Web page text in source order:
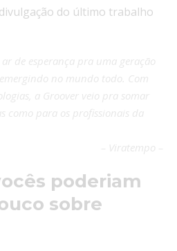
do último trabalho
de esperança pra uma geração
no mundo todo. Com
a Groover veio pra somar
como para os profissionais da
– Viratempo –
poderiam
sobre